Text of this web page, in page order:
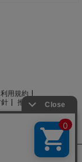
利用規約
推奨環境
属します。